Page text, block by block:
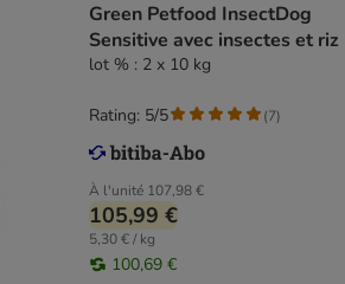
Green Petfood InsectDog
Sensitive avec insectes et riz
lot % : 2 x 10 kg
À l'unité 107,98 €
105,99 €
5,30 € / kg
100,69 €
Rating: 5/5 (7)